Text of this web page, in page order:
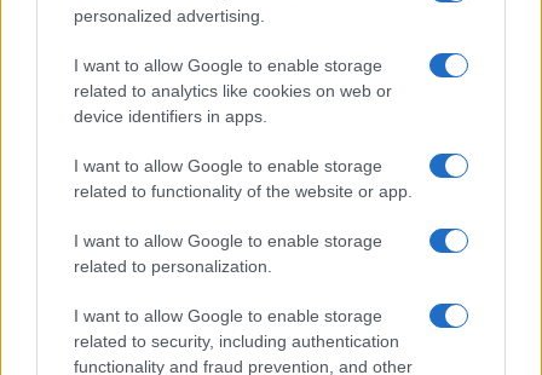
personalized advertising.
I want to allow Google to enable storage
related to analytics like cookies on web or
device identifiers in apps.
I want to allow Google to enable storage
related to functionality of the website or app.
I want to allow Google to enable storage
related to personalization.
I want to allow Google to enable storage
related to security, including authentication
functionality and fraud prevention, and other
Notizie San Teodoro
Notizie Sardegna
Notizie Torpè
Turismo San Teodoro
Inviaci le tue segnalazioni,
i tuoi video e le tue foto
345 356 7512
Notizie in tempo reale?